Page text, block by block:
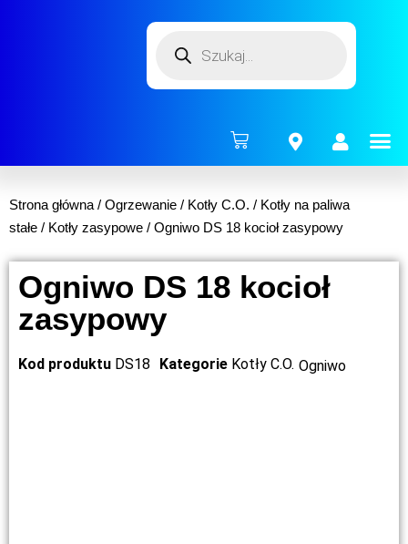
Strona główna / Ogrzewanie / Kotły C.O. / Kotły na paliwa
stałe / Kotły zasypowe / Ogniwo DS 18 kocioł zasypowy
Ogniwo DS 18 kocioł
zasypowy
Kod produktu DS18 Kategorie Kotły C.O. Ogniwo